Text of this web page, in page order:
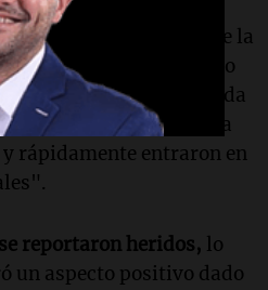
de Riesgo Climático,
a
"Durante la
del mediodía, un auto
Nacional Quebrada
fuego. Ese fuego estaba
rápidamente entraron en
reportaron heridos, lo
un aspecto positivo dado